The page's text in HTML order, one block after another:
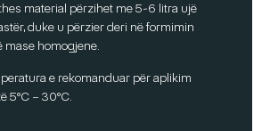
material përzihet me 5-6 litra ujë
duke u përzier deri në formimin
mase homogjene.
e rekomanduar për aplikim
5°C – 30°C.